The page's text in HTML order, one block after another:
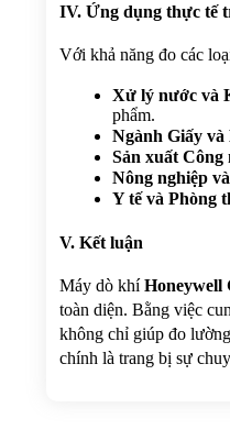
IV. Ứng dụng thực tế
Với khả năng đo các
Xử lý nước và
phẩm.
Ngành Giấy và
Sản xuất Công
Nông nghiệp
Y tế và Phòng
V. Kết luận
Máy dò khí Honeywell
toàn diện. Bằng việc
không chỉ giúp đo
chính là trang bị sự